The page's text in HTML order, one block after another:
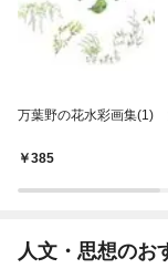
万葉野の花水彩画集(1)
385
人文・思想のお